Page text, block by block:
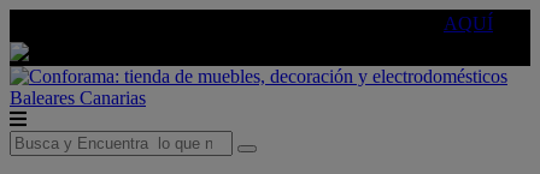
AQUÍ
Baleares Canarias